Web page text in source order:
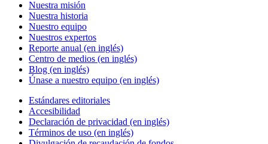
Nuestra misión
Nuestra historia
Nuestro equipo
Nuestros expertos
Reporte anual (en inglés)
Centro de medios (en inglés)
Blog (en inglés)
Únase a nuestro equipo (en inglés)
Estándares editoriales
Accesibilidad
Declaración de privacidad (en inglés)
Términos de uso (en inglés)